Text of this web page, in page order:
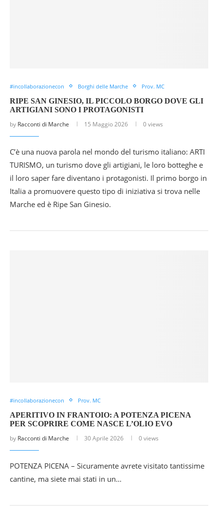
#incollaborazionecon Borghi delle Marche Prov. MC
RIPE SAN GINESIO, IL PICCOLO BORGO DOVE GLI
ARTIGIANI SONO I PROTAGONISTI
by Racconti di Marche 15 Maggio 2026 0 views
C’è una nuova parola nel mondo del turismo italiano: ARTI
TURISMO, un turismo dove gli artigiani, le loro botteghe e
il loro saper fare diventano i protagonisti. Il primo borgo in
Italia a promuovere questo tipo di iniziativa si trova nelle
Marche ed è Ripe San Ginesio.
#incollaborazionecon Prov. MC
APERITIVO IN FRANTOIO: A POTENZA PICENA
PER SCOPRIRE COME NASCE L’OLIO EVO
by Racconti di Marche 30 Aprile 2026 0 views
POTENZA PICENA – Sicuramente avrete visitato tantissime
cantine, ma siete mai stati in un…